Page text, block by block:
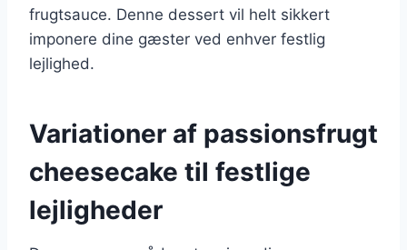
frugtsauce. Denne dessert vil helt sikkert
imponere dine gæster ved enhver festlig
lejlighed.
Variationer af passionsfrugt
cheesecake til festlige
lejligheder